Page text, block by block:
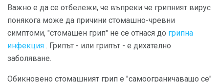
Важно е да се отбележи, че въпреки че грипният вирус
понякога може да причини стомашно-чревни
симптоми, "стомашен грип" не се отнася до грипна
инфекция . Грипът - или грипът - е дихателно
заболяване.
Обикновено стомашният грип е "самоограничаващо се"